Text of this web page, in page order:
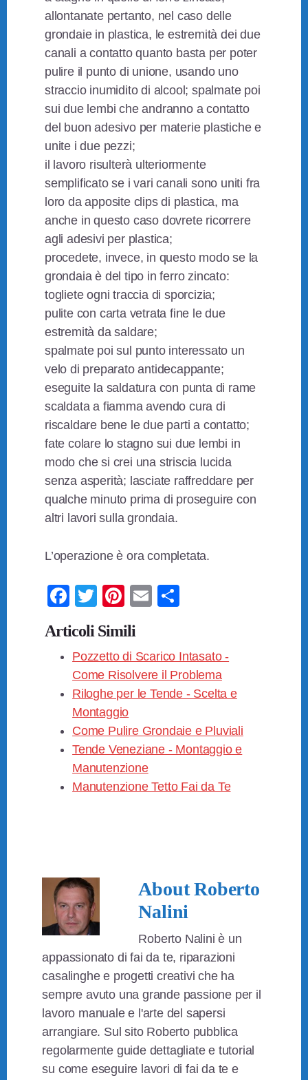
allontanate pertanto, nel caso delle
grondaie in plastica, le estremità dei due
canali a contatto quanto basta per poter
pulire il punto di unione, usando uno
straccio inumidito di alcool; spalmate poi
sui due lembi che andranno a contatto
del buon adesivo per materie plastiche e
unite i due pezzi;
il lavoro risulterà ulteriormente
semplificato se i vari canali sono uniti fra
loro da apposite clips di plastica, ma
anche in questo caso dovrete ricorrere
agli adesivi per plastica;
procedete, invece, in questo modo se la
grondaia è del tipo in ferro zincato:
togliete ogni traccia di sporcizia;
pulite con carta vetrata fine le due
estremità da saldare;
spalmate poi sul punto interessato un
velo di preparato antidecappante;
eseguite la saldatura con punta di rame
scaldata a fiamma avendo cura di
riscaldare bene le due parti a contatto;
fate colare lo stagno sui due lembi in
modo che si crei una striscia lucida
senza asperità; lasciate raffreddare per
qualche minuto prima di proseguire con
altri lavori sulla grondaia.
L’operazione è ora completata.
F
a
c
e
b
o
o
k
T
wi
tt
er
Pi
nt
er
e
st
E
di
vi
di
Articoli Simili
Pozzetto di Scarico Intasato -
Come Risolvere il Problema
Riloghe per le Tende - Scelta e
Montaggio
Come Pulire Grondaie e Pluviali
Tende Veneziane - Montaggio e
Manutenzione
Manutenzione Tetto Fai da Te
AboutRoberto
Nalini
Roberto Nalini è un
appassionato di fai da te, riparazioni
casalinghe e progetti creativi che ha
sempre avuto una grande passione per il
lavoro manuale e l'arte del sapersi
arrangiare. Sul sito Roberto pubblica
regolarmente guide dettagliate e tutorial
su come eseguire lavori di fai da te e